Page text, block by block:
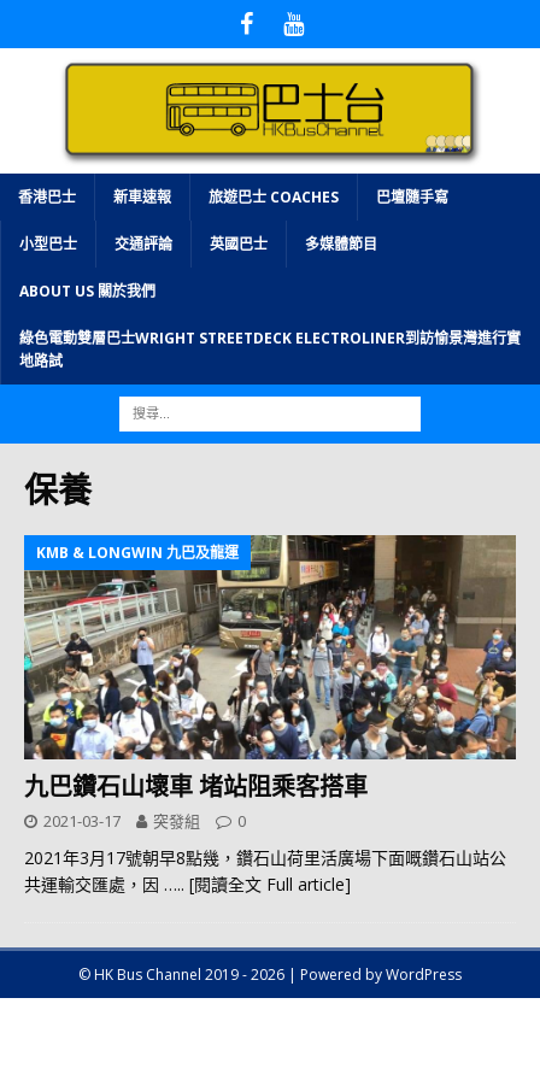
香港巴士 新車速報 旅遊巴士 COACHES 巴壇隨手寫
小型巴士 交通評論 英國巴士 多媒體節目
ABOUT US 關於我們
綠色電動雙層巴士WRIGHT STREETDECK ELECTROLINER到訪愉景灣進行實
地路試
保養
KMB & LONGWIN 九巴及龍運
九巴鑽石山壞車 堵站阻乘客搭車
2021-03-17 突發組 0
2021年3月17號朝早8點幾，鑽石山荷里活廣場下面嘅鑽石山站公
共運輸交匯處，因 ….. [閱讀全文 Full article]
© HK Bus Channel 2019 - 2026 | Powered by WordPress